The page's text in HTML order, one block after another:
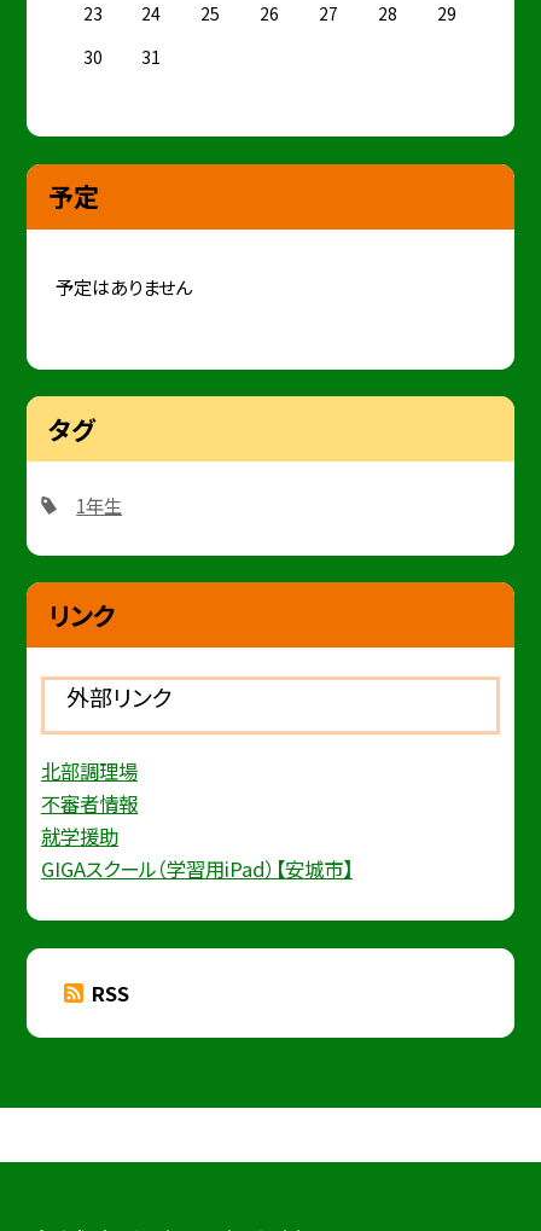
23
24 25 26 27 28
29
30
31
予定
予定はありません
タグ
1年生
リンク
外部リンク
北部調理場
不審者情報
就学援助
GIGAスクール（学習用iPad）【安城市】
RSS